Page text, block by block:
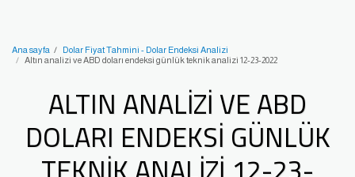
Ana sayfa
Dolar Fiyat Tahmini - Dolar Endeksi Analizi
Altın analizi ve ABD doları endeksi günlük teknik analizi 12-23-2022
ALTIN ANALIZI VE ABD
DOLARI ENDEKSI GÜNLÜK